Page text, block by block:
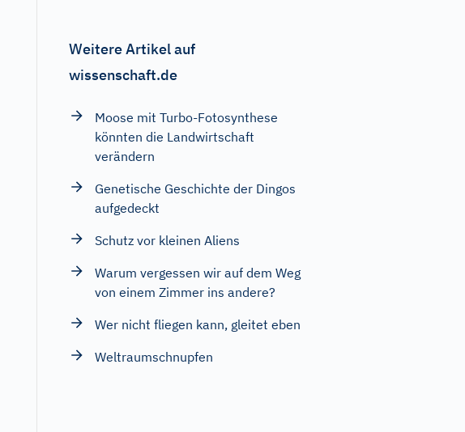
Weitere Artikel auf
wissenschaft.de
Moose mit Turbo-Fotosynthese
könnten die Landwirtschaft
verändern
Genetische Geschichte der Dingos
aufgedeckt
Schutz vor kleinen Aliens
Warum vergessen wir auf dem Weg
von einem Zimmer ins andere?
Wer nicht fliegen kann, gleitet eben
Weltraumschnupfen